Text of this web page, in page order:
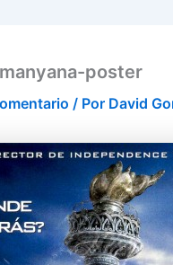
poster
/ Por David